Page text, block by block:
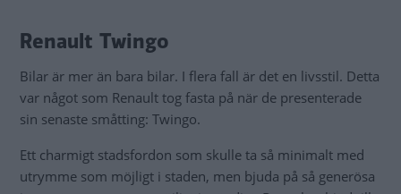
Renault Twingo
Bilar är mer än bara bilar. I flera fall är det en livsstil. Detta
var något som Renault tog fasta på när de presenterade
sin senaste småtting: Twingo.
Ett charmigt stadsfordon som skulle ta så minimalt med
utrymme som möjligt i staden, men bjuda på så generösa